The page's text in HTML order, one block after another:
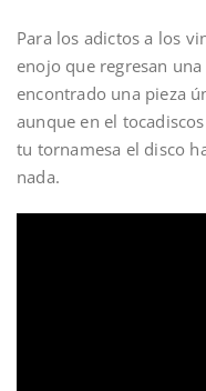
Para los adictos a los
enojo que regresan
encontrado una pieza
aunque en el
tu tornamesa el disco
nada.